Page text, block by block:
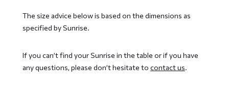
The size advice below is based on the dimensions as
specified by Sunrise.
If you can’t find your Sunrise in the table or if you have
any questions, please don’t hesitate to contact us.